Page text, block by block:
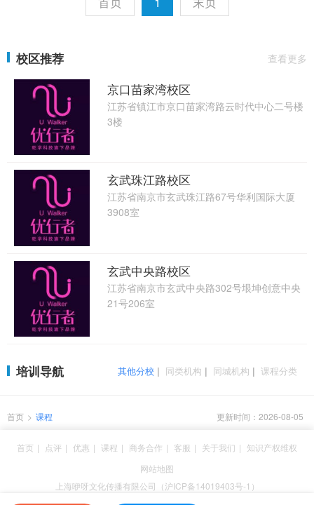
校区推荐 查看更多
京口苗家湾校区
江苏省镇江市京口苗家湾路云时代中心二号楼
3楼
玄武珠江路校区
江苏省南京市玄武珠江路67号华利国际大厦
3908室
玄武中央路校区
江苏省南京市玄武中央路302号垠坤创意中央
21号206室
其他分校 | 同类机构 | 同城机构 | 课程分类
培训导航
首页 > 课程 更新时间：2026-08-05
首页 | 点评 | 优惠 | 课程 | 商务合作 | 客服 | 关于我们 | 知识产权维权
网站地图
上海咿呀文化传播有限公司（沪ICP备14019403号-1）